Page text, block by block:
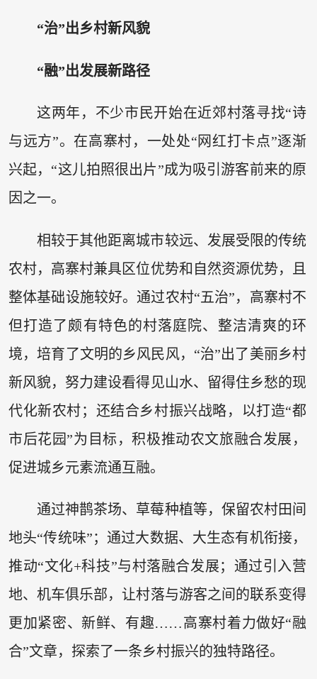
“治”出乡村新风貌
“融”出发展新路径
这两年，不少市民开始在近郊村落寻找“诗
与远方”。在高寨村，一处处“网红打卡点”逐渐
兴起，“这儿拍照很出片”成为吸引游客前来的原
因之一。
相较于其他距离城市较远、发展受限的传统
农村，高寨村兼具区位优势和自然资源优势，且
整体基础设施较好。通过农村“五治”，高寨村不
但打造了颇有特色的村落庭院、整洁清爽的环
境，培育了文明的乡风民风，“治”出了美丽乡村
新风貌，努力建设看得见山水、留得住乡愁的现
代化新农村；还结合乡村振兴战略，以打造“都
市后花园”为目标，积极推动农文旅融合发展，
促进城乡元素流通互融。
通过神鹊茶场、草莓种植等，保留农村田间
地头“传统味”；通过大数据、大生态有机衔接，
推动“文化+科技”与村落融合发展；通过引入营
地、机车俱乐部，让村落与游客之间的联系变得
更加紧密、新鲜、有趣……高寨村着力做好“融
合”文章，探索了一条乡村振兴的独特路径。